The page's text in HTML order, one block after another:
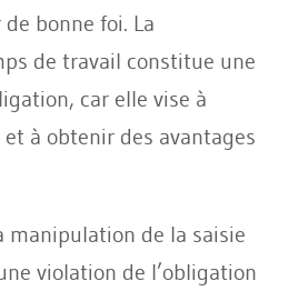
bonne foi. La
de travail constitue une
car elle vise à
à obtenir des avantages
manipulation de la saisie
violation de l’obligation